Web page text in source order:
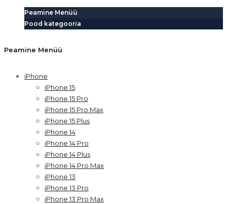
Peamine Menüü
Pood kategooria
Peamine Menüü
iPhone
iPhone 15
iPhone 15 Pro
iPhone 15 Pro Max
iPhone 15 Plus
iPhone 14
iPhone 14 Pro
iPhone 14 Plus
iPhone 14 Pro Max
iPhone 13
iPhone 13 Pro
iPhone 13 Pro Max